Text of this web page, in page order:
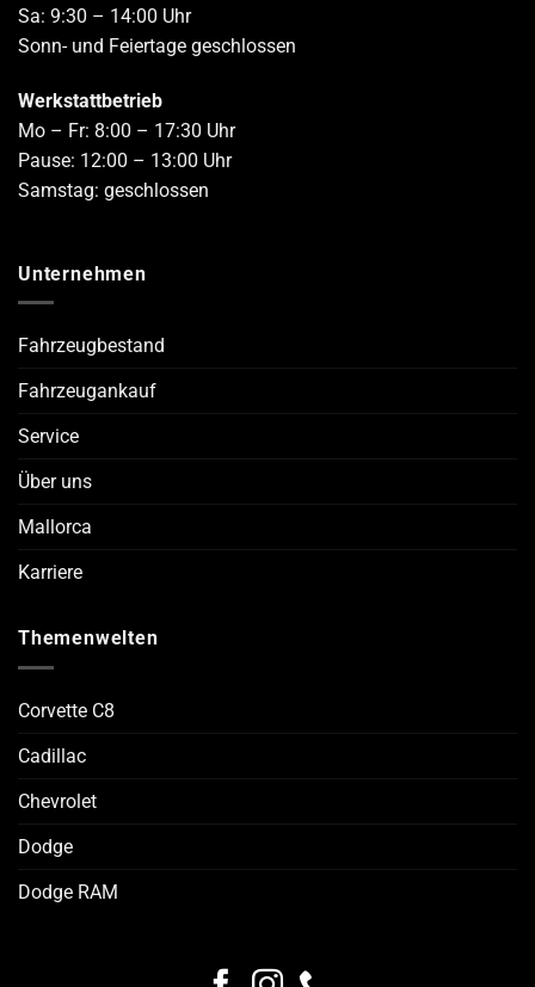
Sa: 9:30 – 14:00 Uhr
Sonn- und Feiertage geschlossen
Werkstattbetrieb
Mo – Fr: 8:00 – 17:30 Uhr
Pause: 12:00 – 13:00 Uhr
Samstag: geschlossen
Unternehmen
Fahrzeugbestand
Fahrzeugankauf
Service
Über uns
Mallorca
Karriere
Themenwelten
Corvette C8
Cadillac
Chevrolet
Dodge
Dodge RAM